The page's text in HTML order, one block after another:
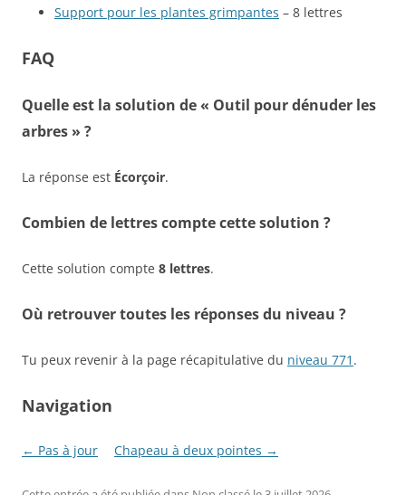
Support pour les plantes grimpantes – 8 lettres
FAQ
Quelle est la solution de « Outil pour dénuder les
arbres » ?
La réponse est Écorçoir.
Combien de lettres compte cette solution ?
Cette solution compte 8 lettres.
Où retrouver toutes les réponses du niveau ?
Tu peux revenir à la page récapitulative du niveau 771 .
Navigation
← Pas à jour Chapeau à deux pointes →